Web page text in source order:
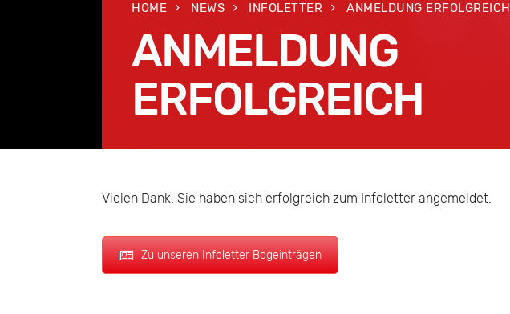
HOME NEWS INFOLETTER ANMELDUNG ERFOLGREICH
ANMELDUNG
ERFOLGREICH
Vielen Dank. Sie haben sich erfolgreich zum Infoletter angemeldet.
Zu unseren Infoletter Bogeinträgen